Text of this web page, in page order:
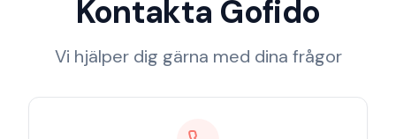
Kontakta Gofido
Vi hjälper dig gärna med dina frågor